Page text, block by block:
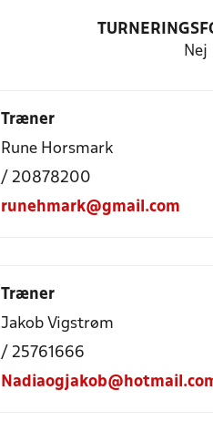
Nej
Træner
Rune Horsmark
/ 20878200
runehmark@gmail.com
Træner
Jakob Vigstrøm
/ 25761666